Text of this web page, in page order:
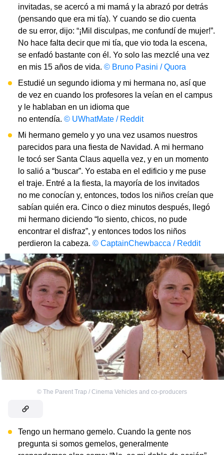
invitadas, se acercó a mi mamá y la abrazó por detrás
(pensando que era mi tía). Y cuando se dio cuenta
de su error, dijo: “¡Mil disculpas, me confundí de mujer!”.
No hace falta decir que mi tía, que vio toda la escena,
se enfadó bastante con él. Yo solo las mezclé una vez
en mis 15 años de vida. © Bruno Pasini / Quora
Estudié un segundo idioma y mi hermana no, así que
de vez en cuando los profesores la veían en el campus
y le hablaban en un idioma que
no entendía. © UWhatMate / Reddit
Mi hermano gemelo y yo una vez usamos nuestros
parecidos para una fiesta de Navidad. A mi hermano
le tocó ser Santa Claus aquella vez, y en un momento
lo salió a “buscar”. Yo estaba en el edificio y me puse
el traje. Entré a la fiesta, la mayoría de los invitados
no me conocían y, entonces, todos los niños creían que
sabían quién era. Cinco o diez minutos después, llegó
mi hermano diciendo “lo siento, chicos, no pude
encontrar el disfraz”, y entonces todos los niños
perdieron la cabeza. © CaptainChewbacca / Reddit
© The Parent Trap / Cinema Vehicles and co-producers
Tengo un hermano gemelo. Cuando la gente nos
pregunta si somos gemelos, generalmente